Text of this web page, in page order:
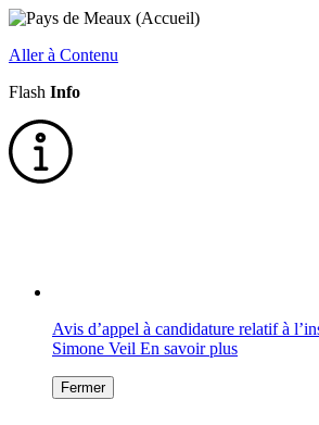
Aller à Contenu
Flash Info
Avis d’appel à candidature relatif à
Simone Veil En savoir plus
Fermer